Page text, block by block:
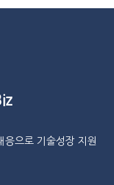
으로 기술성장 지원